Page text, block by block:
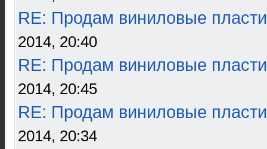
RE: Продам виниловые
2014, 20:40
RE: Продам виниловые
2014, 20:45
RE: Продам виниловые
2014, 20:34